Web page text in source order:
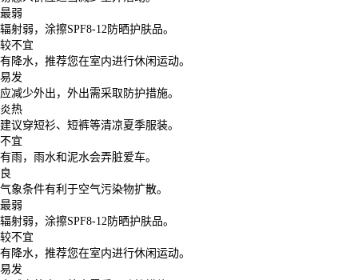
最弱
辐射弱，涂擦SPF8-12防晒护肤品。
较不宜
有降水，推荐您在室内进行休闲运动。
易发
应减少外出，外出需采取防护措施。
炎热
建议穿短衫、短裤等清凉夏季服装。
不宜
有雨，雨水和泥水会弄脏爱车。
良
气象条件有利于空气污染物扩散。
最弱
辐射弱，涂擦SPF8-12防晒护肤品。
较不宜
有降水，推荐您在室内进行休闲运动。
易发